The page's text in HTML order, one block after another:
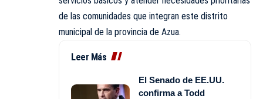
de las comunidades que integran este distrito
municipal de la provincia de Azua.
Leer Más
El Senado de EE.UU.
confirma a Todd